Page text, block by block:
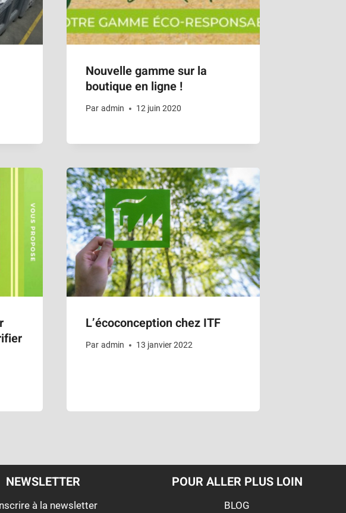
Nouvelle gamme sur la
boutique en ligne !
Par admin 12 juin 2020
L’écoconception chez ITF
Par admin 13 janvier 2022
NEWSLETTER
à la newsletter
POUR ALLER PLUS LOIN
BLOG